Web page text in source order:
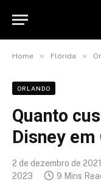
Home » Flórida »
ORLANDO
Quanto
Disney em
2 de dezembro de 2021
2023
9 Mins